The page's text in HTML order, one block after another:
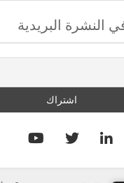
النشرة البريدية